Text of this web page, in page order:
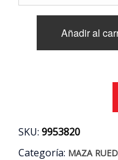
NISSAN
Añadir al
SKU: 9953820
Categoría: MAZA